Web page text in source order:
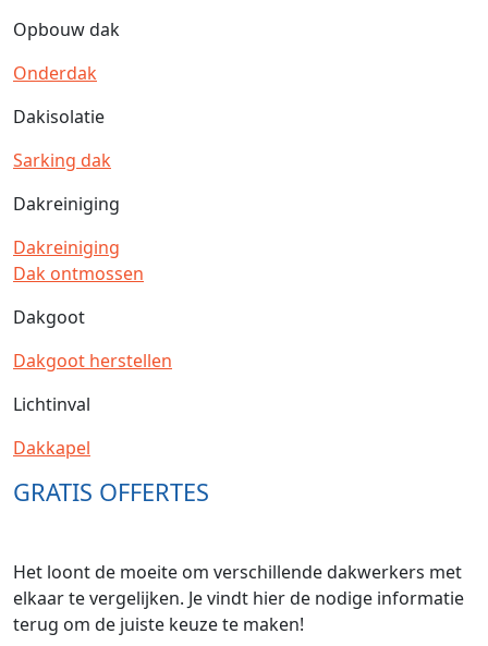
Opbouw dak
Onderdak
Dakisolatie
Sarking dak
Dakreiniging
Dakreiniging
Dak ontmossen
Dakgoot
Dakgoot herstellen
Lichtinval
Dakkapel
GRATIS OFFERTES
Het loont de moeite om verschillende dakwerkers met
elkaar te vergelijken. Je vindt hier de nodige informatie
terug om de juiste keuze te maken!